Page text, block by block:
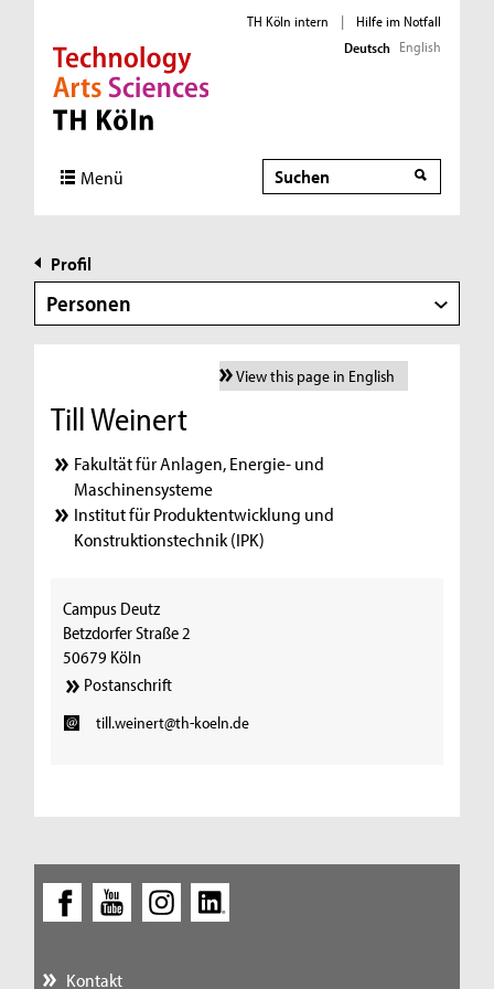
Direkt zur Hauptnavigation
Direkt zur Subnavigation
Direkt zum Inhalt
Direkt zum Fußbereich
TH Köln intern |
Hilfe im Notfall
Deutsch English
Menü Suche
Profil
Personen
View this page in English
Till Weinert
Fakultät für Anlagen, Energie- und
Maschinensysteme
Institut für Produktentwicklung und
Konstruktionstechnik (IPK)
Campus Deutz
Betzdorfer Straße 2
50679 Köln
Postanschrift
till.weinert@th-koeln.de
Kontakt